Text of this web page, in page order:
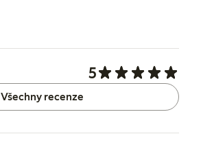
5
Všechny recenze